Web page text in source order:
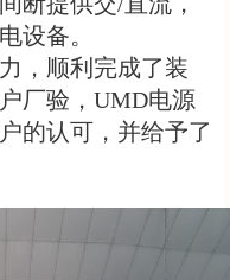
设备。
，顺利完成了装
厂验，UMD电源
的认可，并给予了